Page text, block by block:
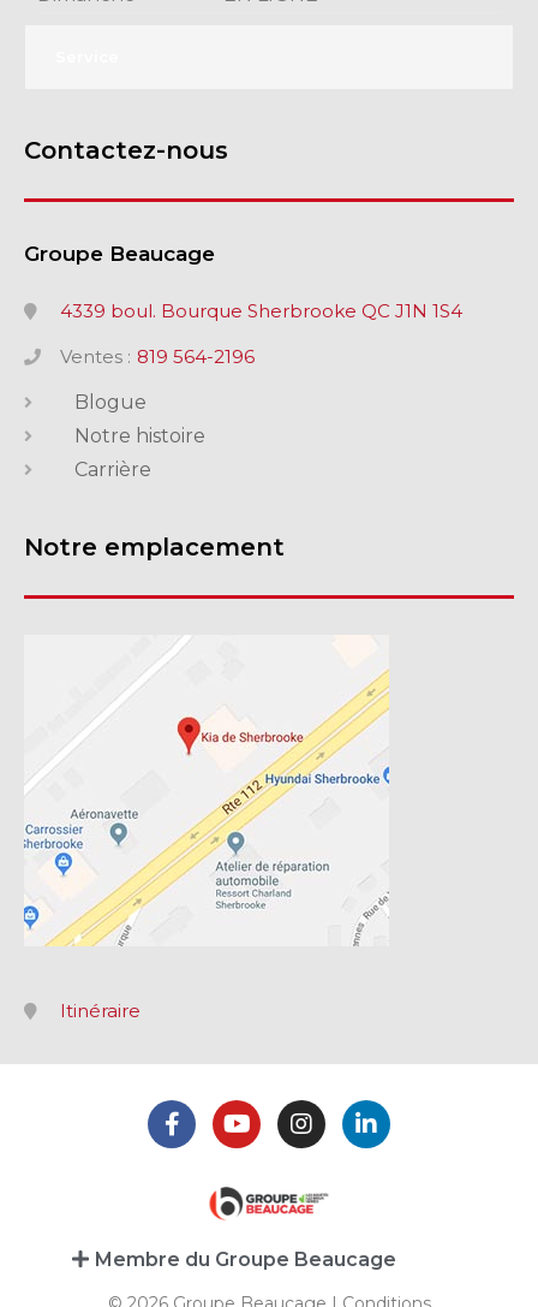
Contactez-nous
Groupe Beaucage
4339 boul. Bourque Sherbrooke QC J1N 1S4
Ventes : 819 564-2196
Blogue
Notre histoire
Carrière
Notre emplacement
Itinéraire
Membre du Groupe Beaucage